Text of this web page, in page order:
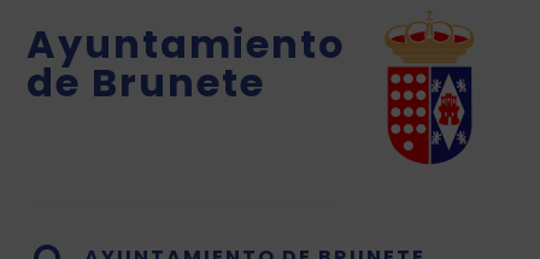
Ayuntamiento
de Brunete